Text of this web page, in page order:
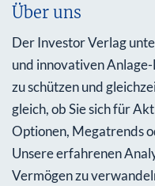
Über uns
Der Investor Verlag
und innovativen
zu schützen und
gleich, ob Sie sich für
Optionen, Megatrends
Unsere erfahrenen
Vermögen zu